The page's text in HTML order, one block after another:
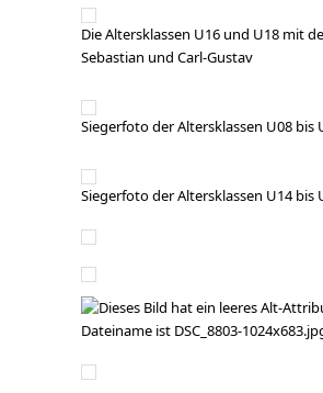
Die Altersklassen U16 und U18 mit
Sebastian und Carl-Gustav
Siegerfoto der Altersklassen U08 bis
Siegerfoto der Altersklassen U14 bis